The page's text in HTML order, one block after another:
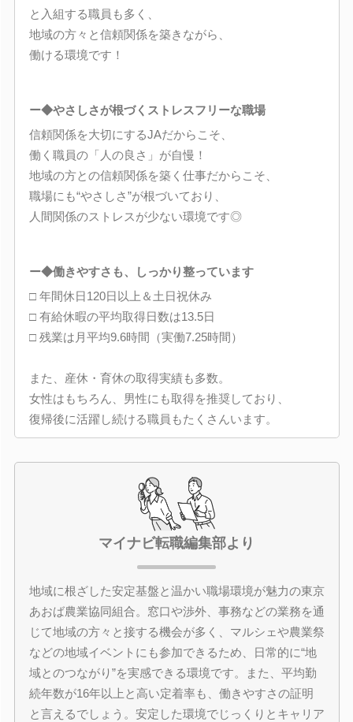
と入組する職員も多く、
地域の方々と信頼関係を築きながら、
働ける環境です！
ー◆やさしさが根づくストレスフリーな職場
信頼関係を大切にするJAだからこそ、
働く職員の「人の良さ」が自慢！
地域の方との信頼関係を築く仕事だからこそ、
職場にも“やさしさ”が根づいており、
人間関係のストレスが少ない環境です◎
ー◆働きやすさも、しっかり整っています
□ 年間休日120日以上＆土日祝休み
□ 有給休暇の平均取得日数は13.5日
□ 残業は月平均9.6時間（実働7.25時間）
また、産休・育休の取得実績も多数。
女性はもちろん、男性にも取得を推奨しており、
復帰後に活躍し続ける職員もたくさんいます。
マイナビ転職編集部より
地域に根ざした安定基盤と温かい職場環境が魅力の東京
あおば農業協同組合。窓口や渉外、事務などの業務を通
じて地域の方々と接する機会が多く、マルシェや農業祭
などの地域イベントにも参加できるため、日常的に“地
域とのつながり”を実感できる環境です。また、平均勤
続年数が16年以上と高い定着率も、働きやすさの証明
と言えるでしょう。安定した環境でじっくりとキャリア